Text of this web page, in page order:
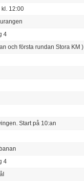
kl. 12:00
4
och första rundan Stora KM )
Start på 10:an
4